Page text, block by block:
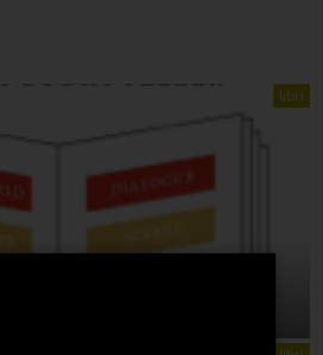
libri